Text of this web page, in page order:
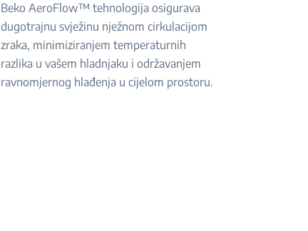
Beko AeroFlow™ tehnologija osigurava
dugotrajnu svježinu nježnom cirkulacijom
zraka, minimiziranjem temperaturnih
razlika u vašem hladnjaku i održavanjem
ravnomjernog hlađenja u cijelom prostoru.